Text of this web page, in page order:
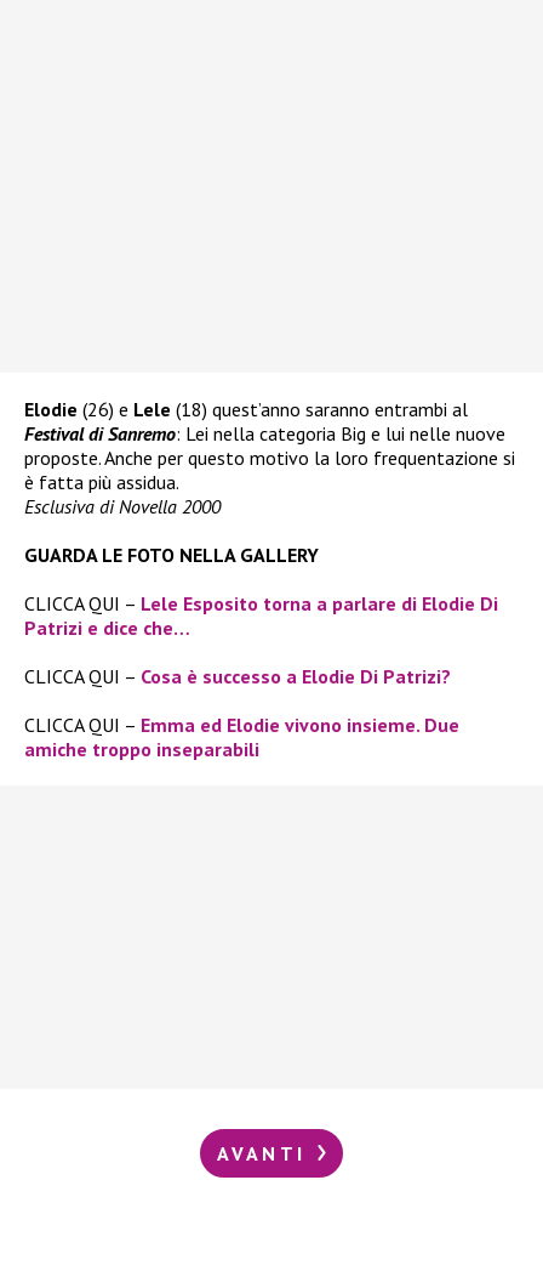
Elodie (26) e Lele (18) quest’anno saranno entrambi al
Festival di Sanremo: Lei nella categoria Big e lui nelle nuove
proposte. Anche per questo motivo la loro frequentazione si
è fatta più assidua.
Esclusiva di Novella 2000
GUARDA LE FOTO NELLA GALLERY
CLICCA QUI – Lele Esposito torna a parlare di Elodie Di
Patrizi e dice che…
CLICCA QUI – Cosa è successo a Elodie Di Patrizi?
CLICCA QUI – Emma ed Elodie vivono insieme. Due
amiche troppo inseparabili
AVANTI